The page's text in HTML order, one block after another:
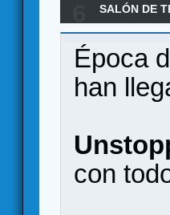
SALÓN DE
Época
han
con